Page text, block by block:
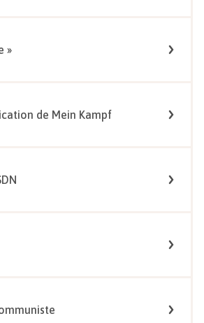
»
de Mein Kampf